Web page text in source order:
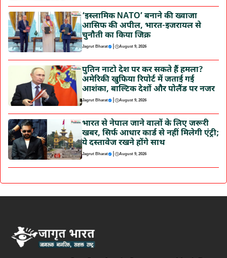
‘इस्लामिक NATO’ बनाने की ख्वाजा
आसिफ की अपील, भारत-इजरायल से
चुनौती का किया जिक्र
Jagrut Bharat | August 9, 2026
पुतिन नाटो देश पर कर सकते हैं हमला?
अमेरिकी खुफिया रिपोर्ट में जताई गई
आशंका, बाल्टिक देशों और पोलैंड पर नजर
Jagrut Bharat | August 9, 2026
भारत से नेपाल जाने वालों के लिए जरूरी
खबर, सिर्फ आधार कार्ड से नहीं मिलेगी एंट्री;
ये दस्तावेज रखने होंगे साथ
Jagrut Bharat | August 9, 2026